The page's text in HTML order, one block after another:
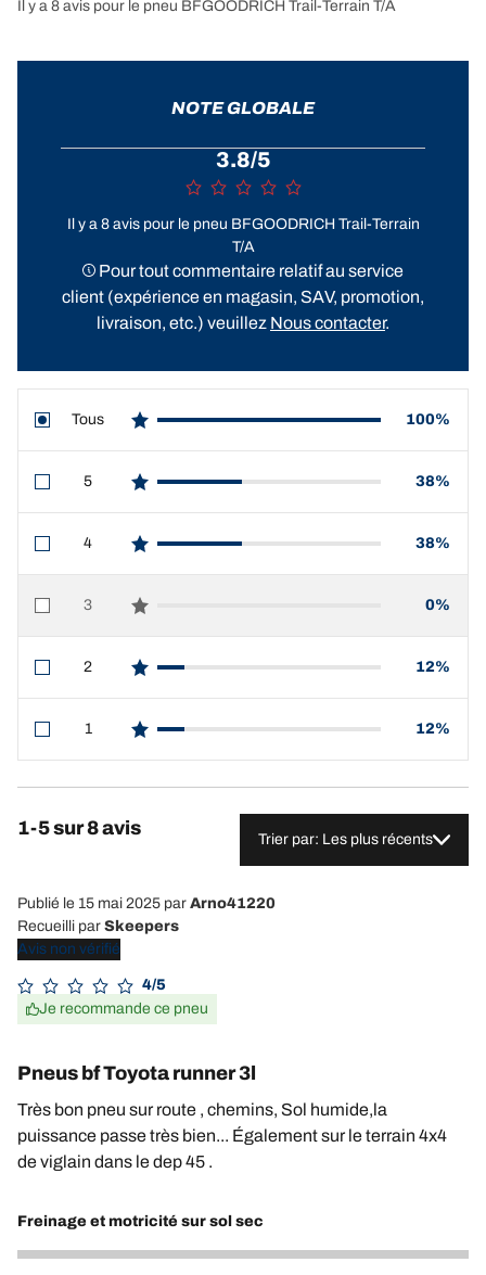
Il y a 8 avis pour le pneu BFGOODRICH Trail-Terrain T/A
NOTE GLOBALE
3.8/5
Il y a 8 avis pour le pneu BFGOODRICH Trail-Terrain
T/A
Pour tout commentaire relatif au service
client (expérience en magasin, SAV, promotion,
livraison, etc.) veuillez Nous contacter.
Tous
star reviews
100%
5
star reviews
38%
4
star reviews
38%
3
star reviews
0%
2
star reviews
12%
1
star reviews
12%
1-5 sur 8 avis
Trier par: Les plus récents
Publié le 15 mai 2025 par Arno41220
Recueilli par Skeepers
Avis non vérifié
4/5
Je recommande ce pneu
Pneus bf Toyota runner 3l
Très bon pneu sur route , chemins, Sol humide,la
puissance passe très bien... Également sur le terrain 4x4
de viglain dans le dep 45 .
Freinage et motricité sur sol sec
5